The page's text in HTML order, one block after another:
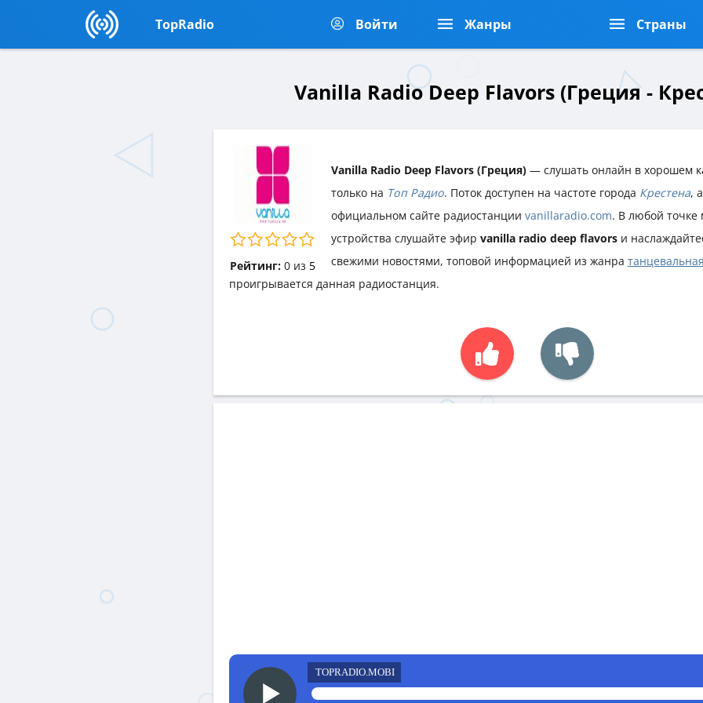
TopRadio Войти Жанры Страны
Vanilla Radio Deep Flavors (Греция -
Рейтинг: 0из 5
Vanilla Radio Deep Flavors (Греция) — слушать онлайн в хорошем
только на Топ Радио. Поток доступен на частоте города Крестена,
официальном сайте радиостанции vanillaradio.com. В любой точке
устройства слушайте эфир vanilla radio deep flavors и
свежими новостями, топовой информацией из жанра
проигрывается данная радиостанция.
TOPRADIO.MOBI